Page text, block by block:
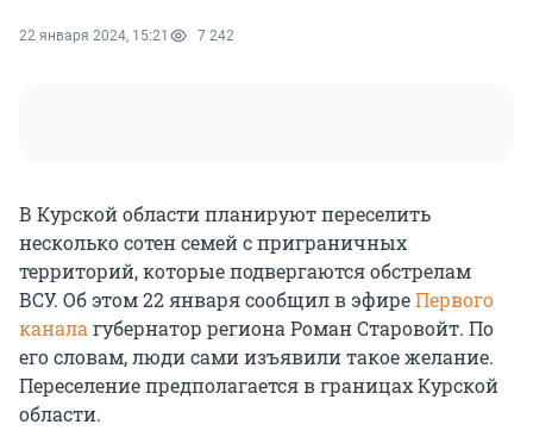
22 января 2024, 15:21 7 242
В Курской области планируют переселить
несколько сотен семей с приграничных
территорий, которые подвергаются обстрелам
ВСУ. Об этом 22 января сообщил в эфиреПервого
канала губернатор региона Роман Старовойт. По
его словам, люди сами изъявили такое желание.
Переселение предполагается в границах Курской
области.